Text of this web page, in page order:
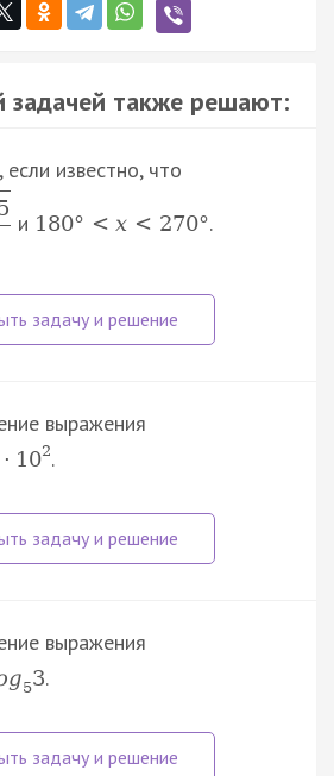
задачей также решают:
, если известно, что
и 180° < x < 270°.
выражения
· 102.
выражения
g53.